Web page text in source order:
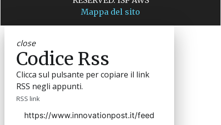
Mappa del sito
close
Codice Rss
Clicca sul pulsante per copiare il link
RSS negli appunti.
RSS link